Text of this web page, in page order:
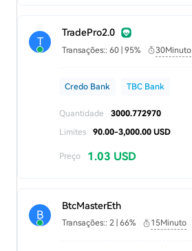
T
TradePro2.0
Transações:: 60 | 95% 30Minuto
Credo Bank TBC Bank
Quantidade
3000.772970
Limites
90.00-3,000.00 USD
Preço 1.03 USD
B
BtcMasterEth
Transações:: 2 | 66% 15Minuto